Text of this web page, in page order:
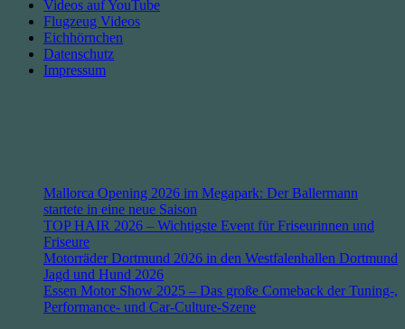
Videos auf YouTube
Flugzeug Videos
Eichhörnchen
Datenschutz
Impressum
Mallorca Opening 2026 im Megapark: Der Ballermann
startete in eine neue Saison
TOP HAIR 2026 – Wichtigste Event für Friseurinnen und
Friseure
Motorräder Dortmund 2026 in den Westfalenhallen Dortmund
Jagd und Hund 2026
Essen Motor Show 2025 – Das große Comeback der Tuning-,
Performance- und Car-Culture-Szene